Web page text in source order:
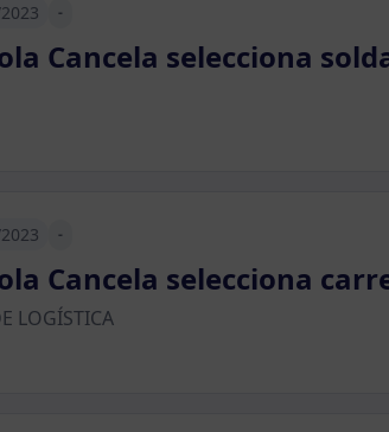
-
Cancela selecciona
-
Cancela selecciona
LOGÍSTICA